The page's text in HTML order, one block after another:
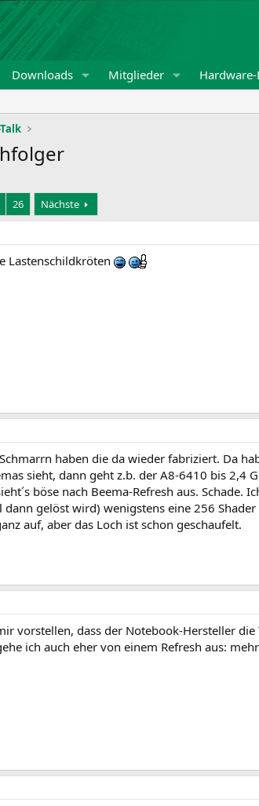
Downloads Mitglieder
26 Nächste
Lastenschildkröten
haben die da wieder fabriziert. Da
sieht, dann geht z.b. der A8-6410 bis 2,4
böse nach Beema-Refresh aus.
dann gelöst wird) wenigstens eine 256
auf, aber das Loch ist schon geschaufelt.
vorstellen, dass der Notebook-Hersteller
ich auch eher von einem Refresh aus: